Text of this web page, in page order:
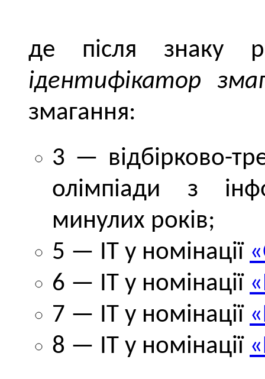
де після знаку
ідентифікатор
змагання:
3 — відбірково-
олімпіади з
минулих років;
5 — ІТ у номінації
6 — ІТ у номінації
7 — ІТ у номінації
8 — ІТ у номінації